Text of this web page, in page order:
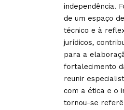
independência.
de um espaço
técnico e à
jurídicos,
para a
fortalecimento
reunir
com a ética e o
tornou-se